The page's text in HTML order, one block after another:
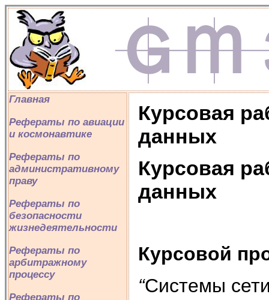
Главная
Рефераты по авиации
и космонавтике
Рефераты по
административному
праву
Рефераты по
безопасности
жизнедеятельности
Рефераты по
арбитражному
процессу
Рефераты по
Курсовая
данных
Курсовая
данных
Курсовой
“Системы